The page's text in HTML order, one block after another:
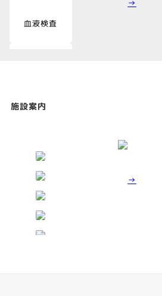
血液検査
糞便検査
施設案内